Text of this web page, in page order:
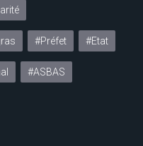
#Préfet #Etat
#ASBAS